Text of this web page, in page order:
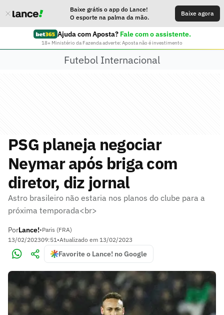
Baixe grátis o app do Lance!
O esporte na palma da mão.
Baixe agora
Ajuda com Aposta? Fale com o assistente.
18+ Ministério da Fazenda adverte: Aposta não é investimento
Futebol Internacional
PSG planeja negociar
Neymar após briga com
diretor, diz jornal
Astro brasileiro não estaria nos planos do clube para a
próxima temporada<br>
PorLance!•Paris (FRA)
13/02/202309:51•Atualizado em 13/02/2023
Favorite o Lance! no Google